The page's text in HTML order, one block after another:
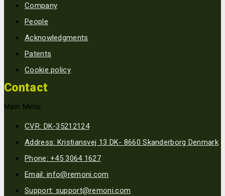
Company
People
Acknowledgments
Patents
Cookie policy
Contact
Main Menu
CVR: DK-35212124
Address: Kristiansvej 13 DK- 8660 Skanderborg Denmark
Phone: +45 3064 1627
Email: info@remoni.com
Support: support@remoni.com